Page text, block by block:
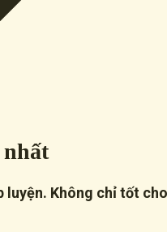
nhất
Không chỉ tốt